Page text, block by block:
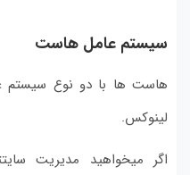
سیستم عامل هاست
هاست ها با دو نوع سیستم
لینوکس.
اگر میخواهید مدیریت